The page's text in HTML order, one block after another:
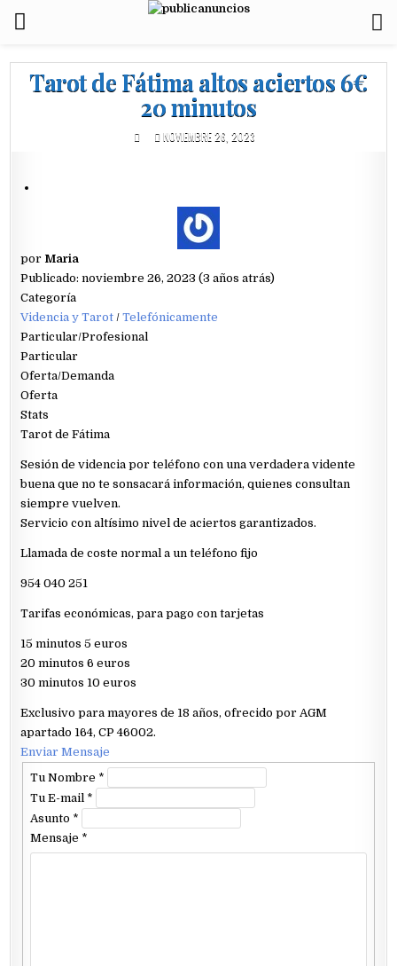
Tarot de Fátima altos aciertos 6€
20 minutos
NOVIEMBRE 26, 2023
por Maria
Publicado: noviembre 26, 2023 (3 años atrás)
Categoría
Videncia y Tarot /Telefónicamente
Particular/Profesional
Particular
Oferta/Demanda
Oferta
Stats
Tarot de Fátima
Sesión de videncia por teléfono con una verdadera vidente
buena que no te sonsacará información, quienes consultan
siempre vuelven.
Servicio con altísimo nivel de aciertos garantizados.
Llamada de coste normal a un teléfono fijo
954 040 251
Tarifas económicas, para pago con tarjetas
15 minutos 5 euros
20 minutos 6 euros
30 minutos 10 euros
Exclusivo para mayores de 18 años, ofrecido por AGM
apartado 164, CP 46002.
Enviar Mensaje
Tu Nombre *
Tu E-mail *
Asunto *
Mensaje *